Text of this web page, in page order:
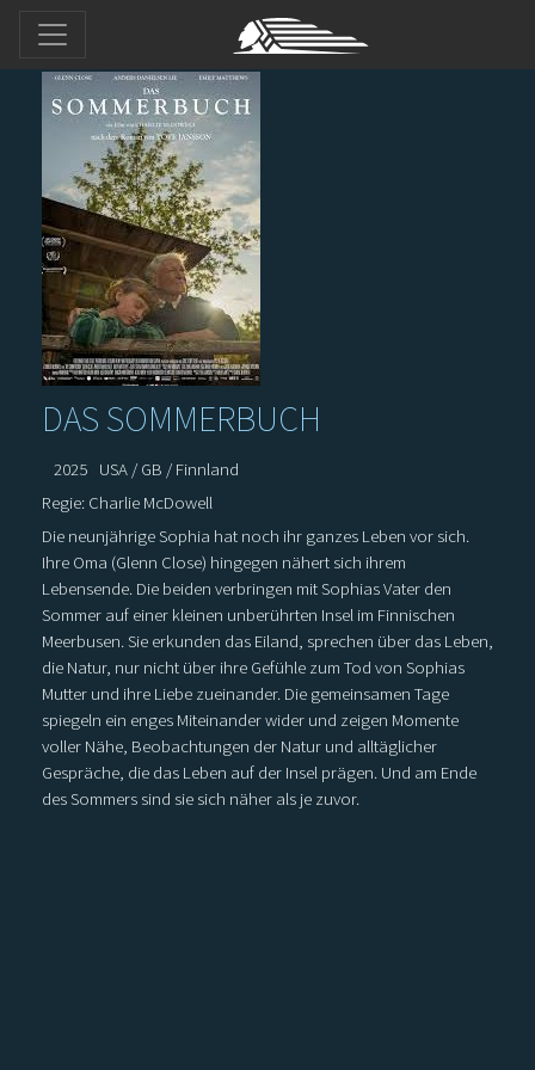
DAS SOMMERBUCH
2025 USA / GB / Finnland
Regie: Charlie McDowell
Die neunjährige Sophia hat noch ihr ganzes Leben vor sich.
Ihre Oma (Glenn Close) hingegen nähert sich ihrem
Lebensende. Die beiden verbringen mit Sophias Vater den
Sommer auf einer kleinen unberührten Insel im Finnischen
Meerbusen. Sie erkunden das Eiland, sprechen über das Leben,
die Natur, nur nicht über ihre Gefühle zum Tod von Sophias
Mutter und ihre Liebe zueinander. Die gemeinsamen Tage
spiegeln ein enges Miteinander wider und zeigen Momente
voller Nähe, Beobachtungen der Natur und alltäglicher
Gespräche, die das Leben auf der Insel prägen. Und am Ende
des Sommers sind sie sich näher als je zuvor.